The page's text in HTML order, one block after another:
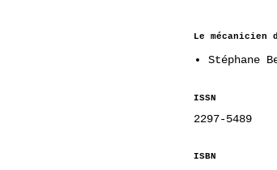
Le mécanicien
Stéphane
ISSN
2297-5489
ISBN